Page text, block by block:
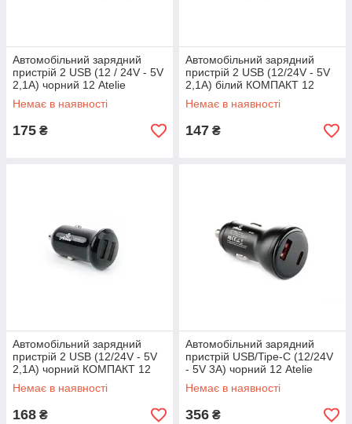
Автомобільний зарядний
пристрій 2 USB (12 / 24V - 5V
2,1A) чорний 12 Atelie
Немає в наявності
175 ₴
Автомобільний зарядний
пристрій 2 USB (12/24V - 5V
2,1A) білий КОМПАКТ 12
Atelie
Немає в наявності
147 ₴
Автомобільний зарядний
пристрій 2 USB (12/24V - 5V
2,1A) чорний КОМПАКТ 12
Atelie
Немає в наявності
168 ₴
Автомобільний зарядний
пристрій USB/Tipe-C (12/24V
- 5V 3A) чорний 12 Atelie
Немає в наявності
356 ₴